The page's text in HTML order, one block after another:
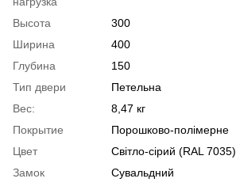
Высота
300
Ширина
400
Глубина
150
Тип двери
Петельна
Вес:
8,47 кг
Покрытие
Порошково-полімерне
Цвет
Світло-сірий (RAL 7035)
Замок
Сувальдний